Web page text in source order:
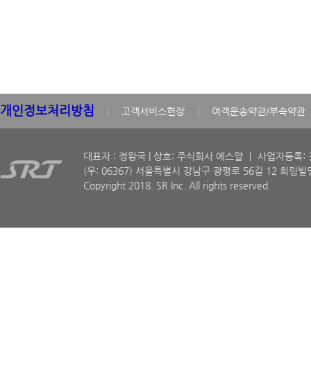
개인정보처리방침 고객서비스헌장 여객운송약관/부속약관
대표자 : 정왕국 | 상호: 주식회사 에스알 ㅣ 사업자등
(우: 06367) 서울특별시 강남구 광평로 56길 12 희림빌
Copyright 2018. SR Inc. All rights reserved.